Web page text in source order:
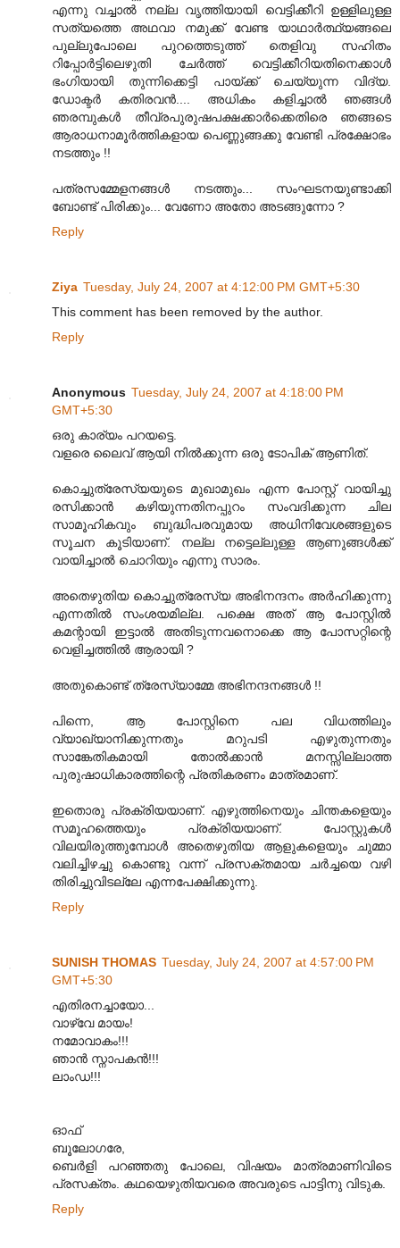
എന്നു വച്ചാല്‍ നല്ല വൃത്തിയായി വെട്ടിക്കീറി ഉള്ളിലുള്ള
സത്യത്തെ അഥവാ നമുക്ക് വേണ്ട യാഥാര്‍ത്ഥ്യങ്ങലെ
പുല്ലുപോലെ പുറത്തെടുത്ത് തെളിവു സഹിതം
റിപ്പോര്‍ട്ടിലെഴുതി ചേര്‍ത്ത് വെട്ടിക്കീറിയതിനെക്കാള്‍
ഭംഗിയായി തുന്നിക്കെട്ടി പായ്ക്ക് ചെയ്യുന്ന വിദ്യ.
ഡോക്ടര്‍ കതിരവന്‍.... അധികം കളിച്ചാല്‍ ഞങ്ങള്‍
ഞരമ്പുകള്‍ തീവ്രപുരുഷപക്ഷക്കാര്‍ക്കെതിരെ ഞങ്ങടെ
ആരാധനാമൂര്‍ത്തികളായ പെണ്ണുങ്ങക്കു വേണ്ടി പ്രക്ഷോഭം
നടത്തും !!
പത്രസമ്മേളനങ്ങള്‍ നടത്തും... സംഘടനയുണ്ടാക്കി
ബോണ്ട് പിരിക്കും... വേണോ അതോ അടങ്ങുന്നോ ?
Reply
Ziya Tuesday, July 24, 2007 at 4:12:00 PM GMT+5:30
This comment has been removed by the author.
Reply
Anonymous Tuesday, July 24, 2007 at 4:18:00 PM
GMT+5:30
ഒരു കാര്യം പറയട്ടെ.
വളരെ ലൈവ് ആയി നില്‍ക്കുന്ന ഒരു ടോപിക് ആണിത്.
കൊച്ചുത്രേസ്യയുടെ മുഖാമുഖം എന്ന പോസ്റ്റ് വായിച്ചു
രസിക്കാന്‍ കഴിയുന്നതിനപ്പുറം സംവദിക്കുന്ന ചില
സാമൂഹികവും ബുദ്ധിപരവുമായ അധിനിവേശങ്ങളുടെ
സൂചന കൂടിയാണ്. നല്ല നട്ടെല്ലുള്ള ആണുങ്ങള്‍ക്ക്
വായിച്ചാല്‍ ചൊറിയും എന്നു സാരം.
അതെഴുതിയ കൊച്ചുത്രേസ്യ അഭിനന്ദനം അര്‍ഹിക്കുന്നു
എന്നതില്‍ സംശയമില്ല. പക്ഷെ അത് ആ പോസ്റ്റില്‍
കമന്റായി ഇട്ടാല്‍ അതിടുന്നവനൊക്കെ ആ പോസറ്റിന്റെ
വെളിച്ചത്തില്‍ ആരായി ?
അതുകൊണ്ട് ത്രേസ്യാമ്മേ അഭിനന്ദനങ്ങള്‍ !!
പിന്നെ, ആ പോസ്റ്റിനെ പല വിധത്തിലും
വ്യാഖ്യാനിക്കുന്നതും മറുപടി എഴുതുന്നതും
സാങ്കേതികമായി തോല്‍ക്കാന്‍ മനസ്സില്ലാത്ത
പുരുഷാധികാരത്തിന്റെ പ്രതികരണം മാത്രമാണ്.
ഇതൊരു പ്രക്രിയയാണ്. എഴുത്തിനെയും ചിന്തകളെയും
സമൂഹത്തെയും പ്രക്രിയയാണ്. പോസ്റ്റുകള്‍
വിലയിരുത്തുമ്പോള്‍ അതെഴുതിയ ആളുകളെയും ചുമ്മാ
വലിച്ചിഴച്ചു കൊണ്ടു വന്ന് പ്രസക്തമായ ചര്‍ച്ചയെ വഴി
തിരിച്ചുവിടല്ലേ എന്നപേക്ഷിക്കുന്നു.
Reply
SUNISH THOMAS Tuesday, July 24, 2007 at 4:57:00 PM
GMT+5:30
എതിരനച്ചായോ...
വാഴ്വേ മായം!
നമോവാകം!!!
ഞാന്‍ സ്നാപകന്‍!!!
ലാംഡ!!!
ഓഫ്
ബൂലോഗരേ,
ബെര്‍ളി പറഞ്ഞതു പോലെ, വിഷയം മാത്രമാണിവിടെ
പ്രസക്തം. കഥയെഴുതിയവരെ അവരുടെ പാട്ടിനു വിടുക.
Reply